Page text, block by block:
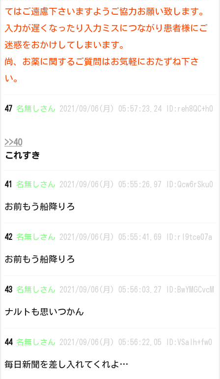
てはご遠慮下さいますようご協力お願い致します。
入力が遅くなったり入力ミスにつながり患者様にご
迷惑をおかけしてしまいます。
尚、お薬に関するご質問はお気軽におたずね下さ
い。
47 名無しさん 2021/09/06(月) 05:57:23.24 ID:reh8QC+h0
>>40
これすき
41 名無しさん 2021/09/06(月) 05:55:26.97 ID:Qcw6rSku0
お前もう船降りろ
42 名無しさん 2021/09/06(月) 05:55:41.69 ID:rI9tce07a
お前もう船降りろ
43 名無しさん 2021/09/06(月) 05:56:03.27 ID:BwYMGCvcM
ナルトも思いつかん
44 名無しさん 2021/09/06(月) 05:56:22.05 ID:VSaIh+fw0
毎日新聞を差し入れてくれよ…